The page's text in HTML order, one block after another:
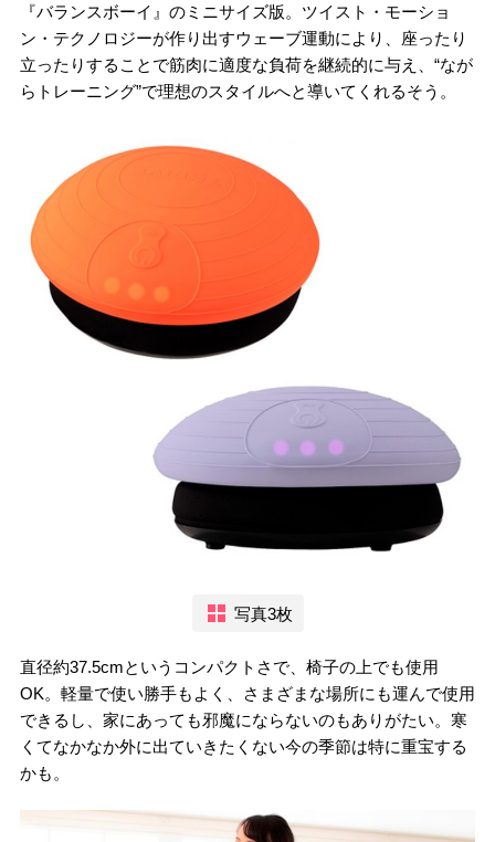
『バランスボーイ』のミニサイズ版。ツイスト・モーショ
ン・テクノロジーが作り出すウェーブ運動により、座ったり
立ったりすることで筋肉に適度な負荷を継続的に与え、“なが
らトレーニング”で理想のスタイルへと導いてくれるそう。
写真3枚
直径約37.5cmというコンパクトさで、椅子の上でも使用
OK。軽量で使い勝手もよく、さまざまな場所にも運んで使用
できるし、家にあっても邪魔にならないのもありがたい。寒
くてなかなか外に出ていきたくない今の季節は特に重宝する
かも。